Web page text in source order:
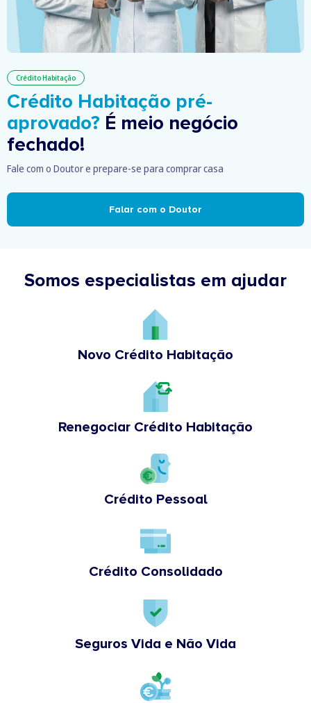
Crédito Habitação
Crédito Habitação pré-
aprovado? É meio negócio
fechado!
Fale com o Doutor e prepare-se para comprar casa
Falar com o Doutor
Somos especialistas em ajudar
Novo Crédito Habitação
Renegociar Crédito Habitação
Crédito Pessoal
Crédito Consolidado
Seguros Vida e Não Vida